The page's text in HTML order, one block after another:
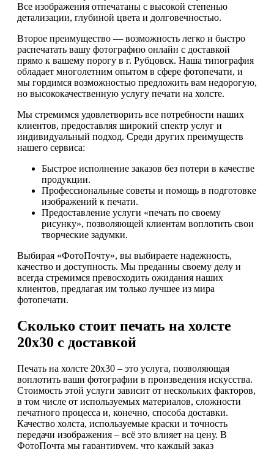
Все изображения отпечатаны с высокой степенью
детализации, глубиной цвета и долговечностью.
Второе преимущество — возможность легко и быстро
распечатать вашу фотографию онлайн с доставкой
прямо к вашему порогу в г. Рубцовск. Наша типография
обладает многолетним опытом в сфере фотопечати, и
мы гордимся возможностью предложить вам недорогую,
но высококачественную услугу печати на холсте.
Мы стремимся удовлетворить все потребности наших
клиентов, предоставляя широкий спектр услуг и
индивидуальный подход. Среди других преимуществ
нашего сервиса:
Быстрое исполнение заказов без потери в качестве
продукции.
Профессиональные советы и помощь в подготовке
изображений к печати.
Предоставление услуги «печать по своему
рисунку», позволяющей клиентам воплотить свои
творческие задумки.
Выбирая «ФотоПочту», вы выбираете надежность,
качество и доступность. Мы преданны своему делу и
всегда стремимся превосходить ожидания наших
клиентов, предлагая им только лучшее из мира
фотопечати.
Сколько стоит печать на холсте
20х30 с доставкой
Печать на холсте 20х30 – это услуга, позволяющая
воплотить ваши фотографии в произведения искусства.
Стоимость этой услуги зависит от нескольких факторов,
в том числе от используемых материалов, сложности
печатного процесса и, конечно, способа доставки.
Качество холста, используемые краски и точность
передачи изображения – всё это влияет на цену. В
ФотоПочта мы гарантируем, что каждый заказ